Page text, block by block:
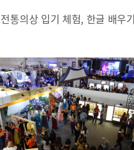
통의상 입기 체험, 한글 배우